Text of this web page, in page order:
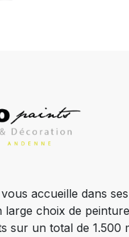
accueille dans
choix de
sur un total de 1.500